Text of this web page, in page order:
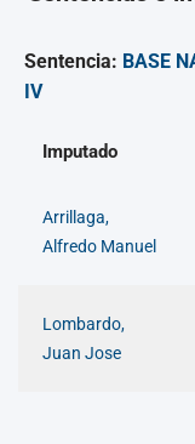
Sentencia: BASE
IV
Imputado
Arrillaga,
Alfredo Manuel
Lombardo,
Juan Jose